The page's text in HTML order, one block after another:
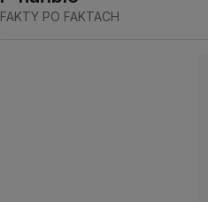
FAKTY PO FAKTACH